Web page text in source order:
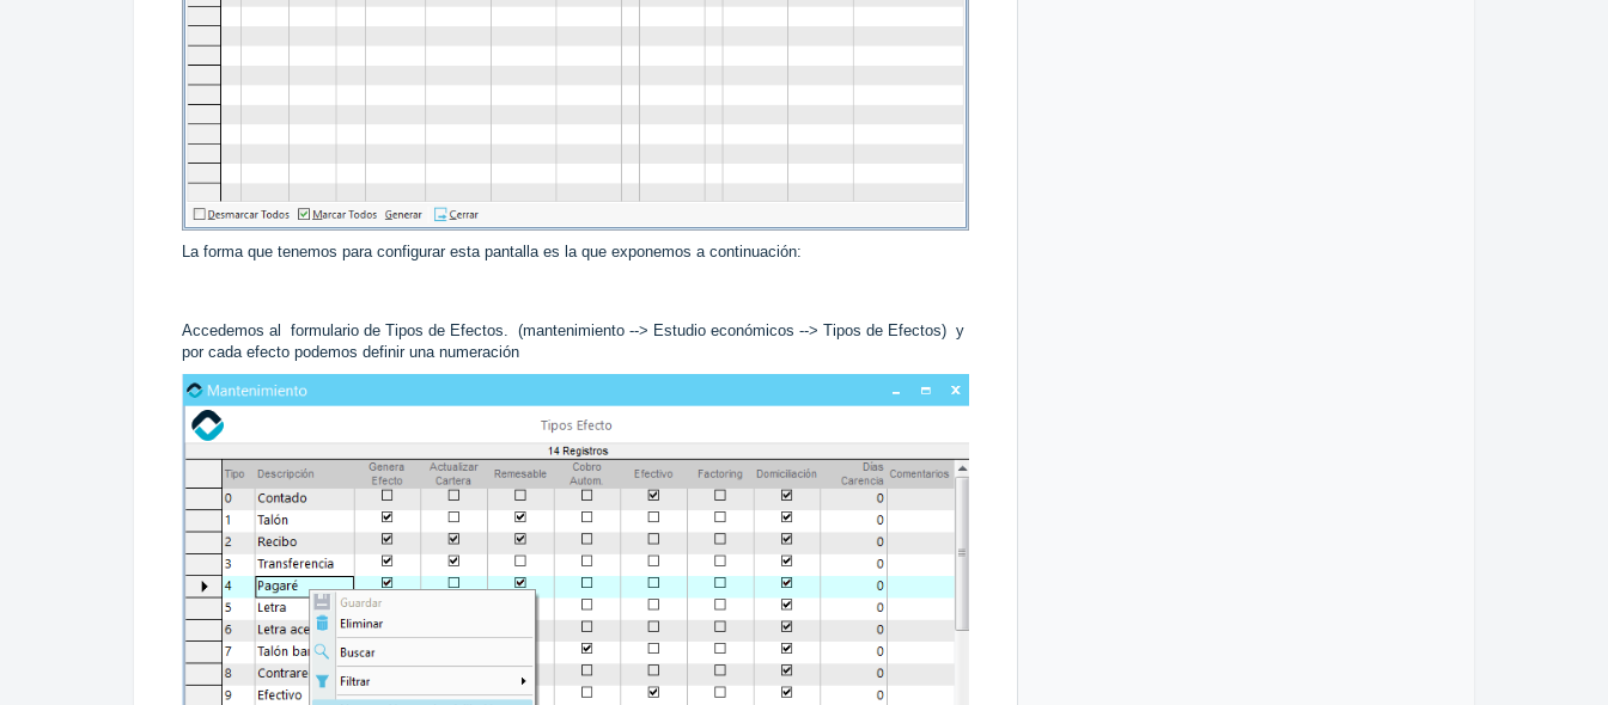
La forma que tenemos para configurar esta pantalla es la que exponemos a continuación:
Accedemos al formulario de Tipos de Efectos. (mantenimiento --> Estudio económicos --> Tipos de Efectos) y
por cada efecto podemos definir una numeración